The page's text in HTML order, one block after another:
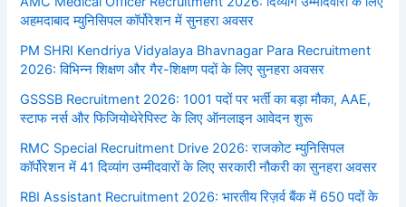
अहमदाबाद म्युनिसिपल कॉर्पोरेशन में सुनहरा अवसर
PM SHRI Kendriya Vidyalaya Bhavnagar Para Recruitment
2026: विभिन्न शिक्षण और गैर-शिक्षण पदों के लिए सुनहरा अवसर
GSSSB Recruitment 2026: 1001 पदों पर भर्ती का बड़ा मौका, AAE,
स्टाफ नर्स और फिजियोथेरेपिस्ट के लिए ऑनलाइन आवेदन शुरू
RMC Special Recruitment Drive 2026: राजकोट म्युनिसिपल
कॉर्पोरेशन में 41 दिव्यांग उम्मीदवारों के लिए सरकारी नौकरी का सुनहरा अवसर
RBI Assistant Recruitment 2026: भारतीय रिज़र्व बैंक में 650 पदों के